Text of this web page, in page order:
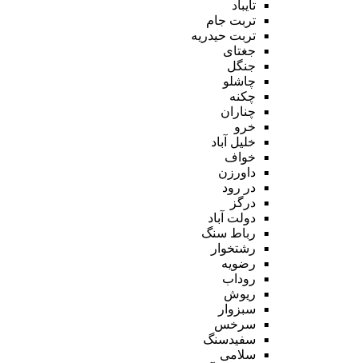
تایباد
تربت جام
تربت حیدریه
جغتای
جنگل
چاشلو
چکنه
چناران
خرو
خلیل آباد
خواف
داورزن
در رود
درگز
دولت آباد
رباط سنگ
رشتخوار
رضویه
روداب
ریوش
سبزوار
سرخس
سفیدسنگ
سلامی